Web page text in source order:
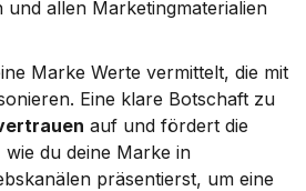
allen Marketingmaterialien
Marke Werte vermittelt, die mit
Eine klare Botschaft zu
auf und fördert die
du deine Marke in
präsentierst, um eine